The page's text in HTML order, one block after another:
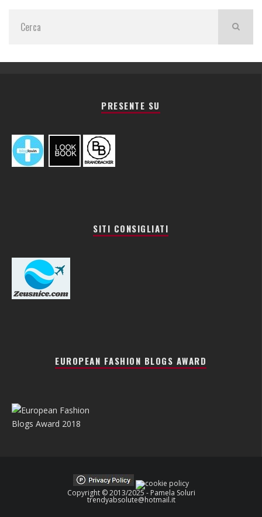
PRESENTE SU
SITI CONSIGLIATI
EUROPEAN FASHION BLOGS AWARD
Copyright © 2013/2025 - Pamela Soluri
trendyabsolute@hotmail.it